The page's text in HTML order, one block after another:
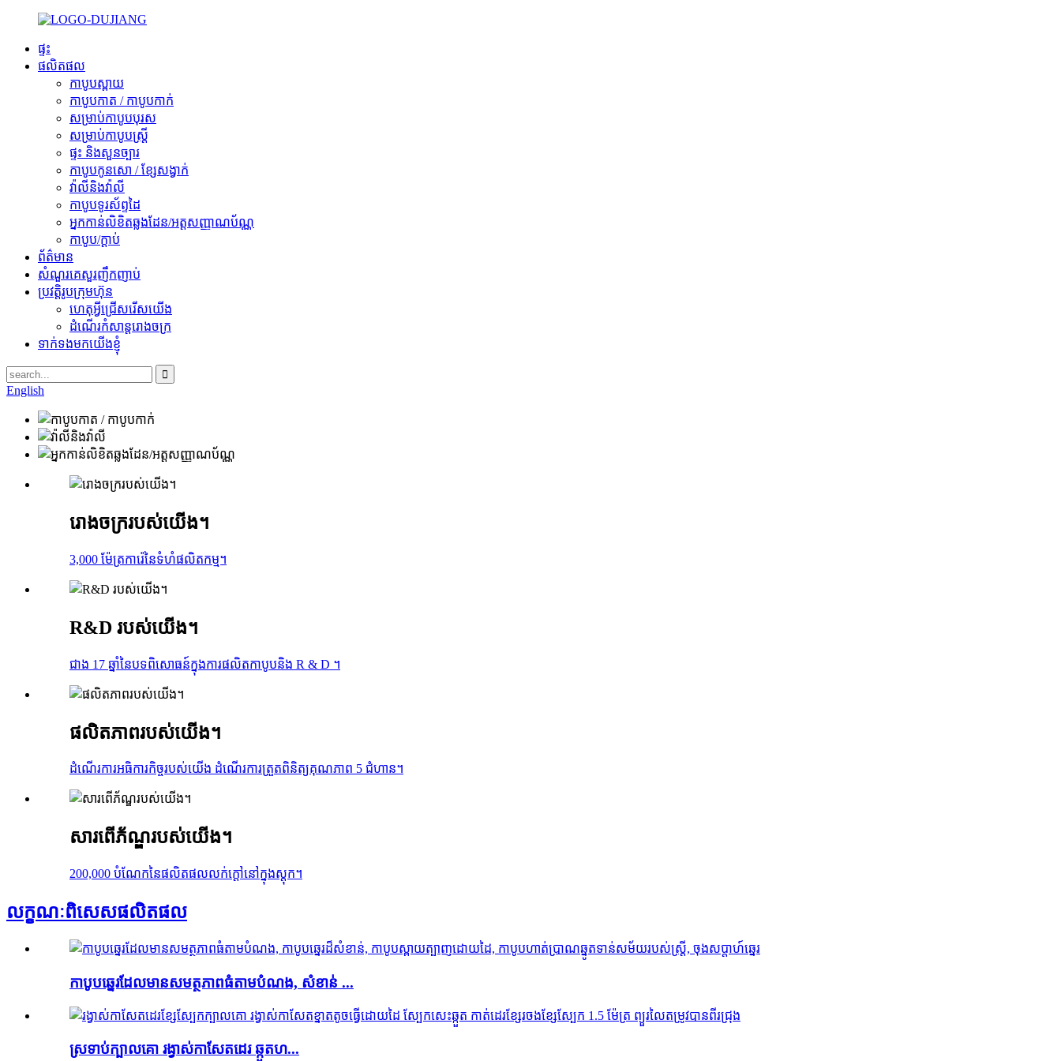
ផ្ទះ
ផលិតផល
កាបូបស្ពាយ
កាបូបកាត / កាបូបកាក់
សម្រាប់កាបូបបុរស
សម្រាប់កាបូបស្ត្រី
ផ្ទះ និងសួនច្បារ
កាបូបកូនសោ / ខ្សែសង្វាក់
វ៉ាលីនិងវ៉ាលី
កាបូបទូរស័ព្ទដៃ
អ្នកកាន់លិខិតឆ្លងដែន/អត្តសញ្ញាណប័ណ្ណ
កាបូប/ក្ដាប់
ព័ត៌មាន
សំណួរគេសួរញឹកញាប់
ប្រវត្តិរូបក្រុមហ៊ុន
ហេតុអ្វីជ្រើសរើសយើង
ដំណើរកំសាន្តរោងចក្រ
ទាក់ទងមកយើងខ្ញុំ
English
រោងចក្ររបស់យើង។
3,000 ម៉ែត្រការ៉េនៃទំហំផលិតកម្ម។
R&D របស់យើង។
ជាង 17 ឆ្នាំនៃបទពិសោធន៍ក្នុងការផលិតកាបូបនិង R & D ។
ផលិតភាពរបស់យើង។
ដំណើរការអធិការកិច្ចរបស់យើង ដំណើរការត្រួតពិនិត្យគុណភាព 5 ជំហាន។
សារពើភ័ណ្ឌរបស់យើង។
200,000 បំណែកនៃផលិតផលលក់ក្តៅនៅក្នុងស្តុក។
លក្ខណៈពិសេសផលិតផល
កាបូបឆ្នេរដែលមានសមត្ថភាពធំតាមបំណង, សំខាន់ ...
ស្រទាប់ក្បាលគោ រង្វាស់កាសែតដេរ ឆ្កួតហ...